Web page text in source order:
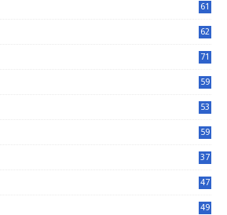
61
62
71
59
53
59
37
47
49